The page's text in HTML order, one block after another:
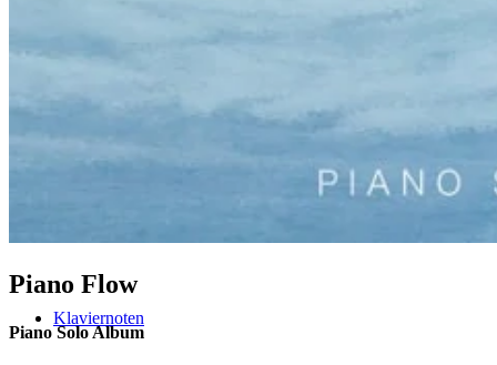
Klaviernoten
Piano Flow
Piano Solo Album